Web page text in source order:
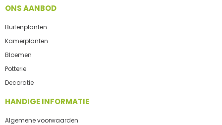
ONS AANBOD
Buitenplanten
Kamerplanten
Bloemen
Potterie
Decoratie
HANDIGE INFORMATIE
Algemene voorwaarden